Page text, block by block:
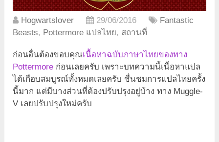
Hogwartslover 29/06/2016
Fantastic
Beasts, Pottermore แปลไทย, สถานที่
ก่อนอื่นต้องขอบคุณเนื้อหาฉบับภาษาไทยของทาง
Pottermore ก่อนเลยครับ เพราะบทความนี้เนื้อหาแปล
ได้เกือบสมบูรณ์ทั้งหมดเลยครับ ชื่นชมการแปลไทยครั้ง
นี้มาก แต่มีบางส่วนที่ต้องปรับปรุงอยู่บ้าง ทาง Muggle-
V เลยปรับปรุงใหม่ครับ